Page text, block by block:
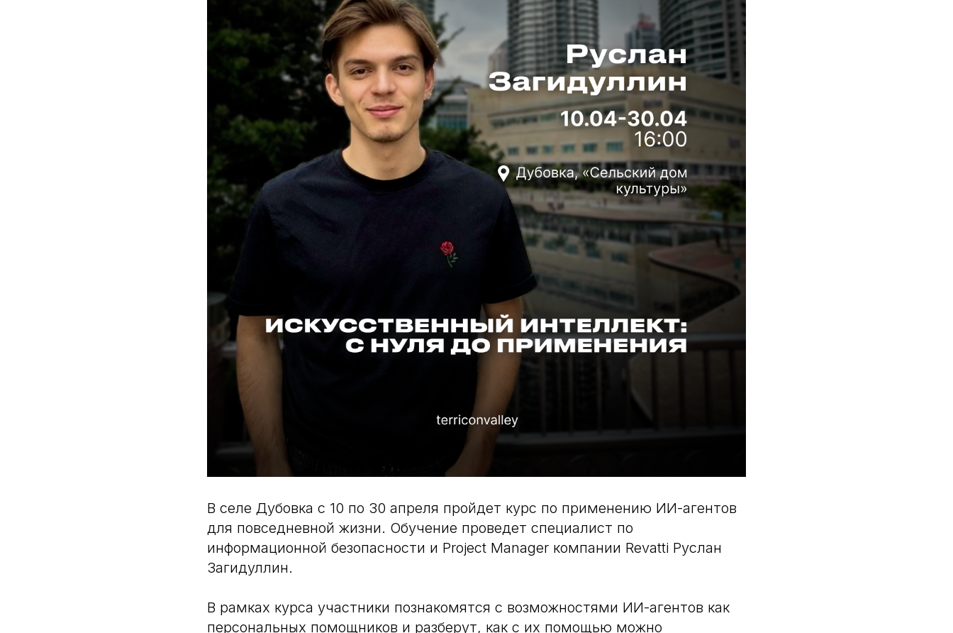
В селе Дубовка с 10 по 30 апреля пройдет курс по применению ИИ-агентов
для повседневной жизни. Обучение проведет специалист по
информационной безопасности и Project Manager компании Revatti Руслан
Загидуллин.
В рамках курса участники познакомятся с возможностями ИИ-агентов как
персональных помощников и разберут, как с их помощью можно